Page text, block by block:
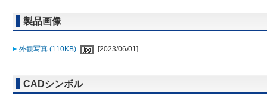
製品画像
外観写真 (110KB) [2023/06/01]
CADシンボル